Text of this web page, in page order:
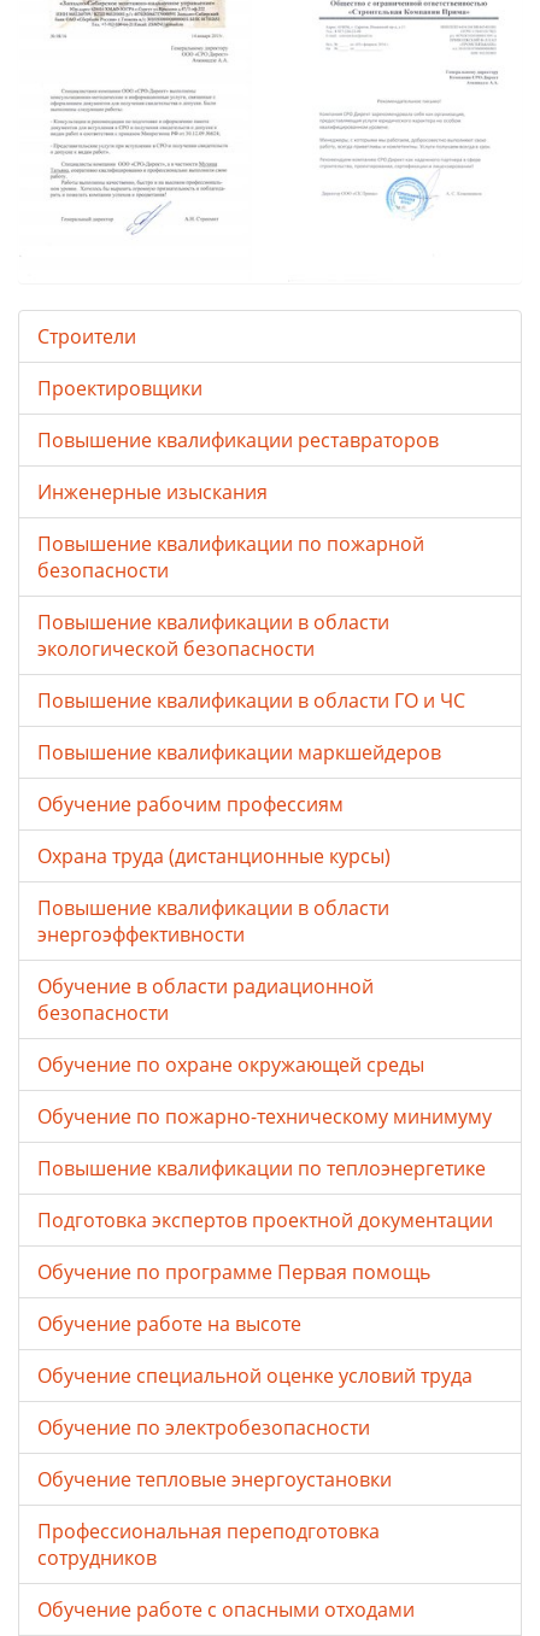
Строители
Проектировщики
Повышение квалификации реставраторов
Инженерные изыскания
Повышение квалификации по пожарной
безопасности
Повышение квалификации в области
экологической безопасности
Повышение квалификации в области ГО и ЧС
Повышение квалификации маркшейдеров
Обучение рабочим профессиям
Охрана труда (дистанционные курсы)
Повышение квалификации в области
энергоэффективности
Обучение в области радиационной
безопасности
Обучение по охране окружающей среды
Обучение по пожарно-техническому минимуму
Повышение квалификации по теплоэнергетике
Подготовка экспертов проектной документации
Обучение по программе Первая помощь
Обучение работе на высоте
Обучение специальной оценке условий труда
Обучение по электробезопасности
Обучение тепловые энергоустановки
Профессиональная переподготовка
сотрудников
Обучение работе с опасными отходами